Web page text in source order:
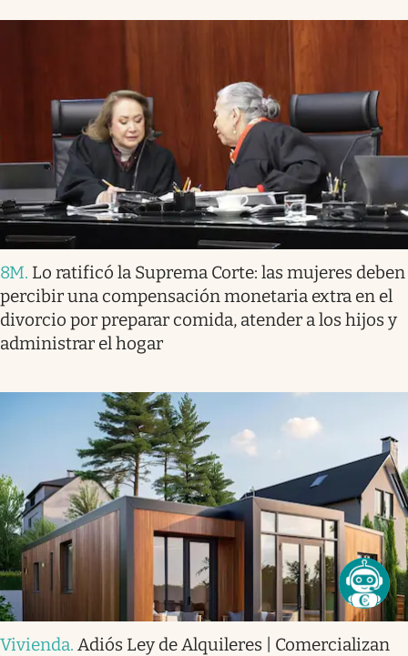
8M. Lo ratificó la Suprema Corte: las mujeres deben
percibir una compensación monetaria extra en el
divorcio por preparar comida, atender a los hijos y
administrar el hogar
Vivienda. Adiós Ley de Alquileres | Comercializan